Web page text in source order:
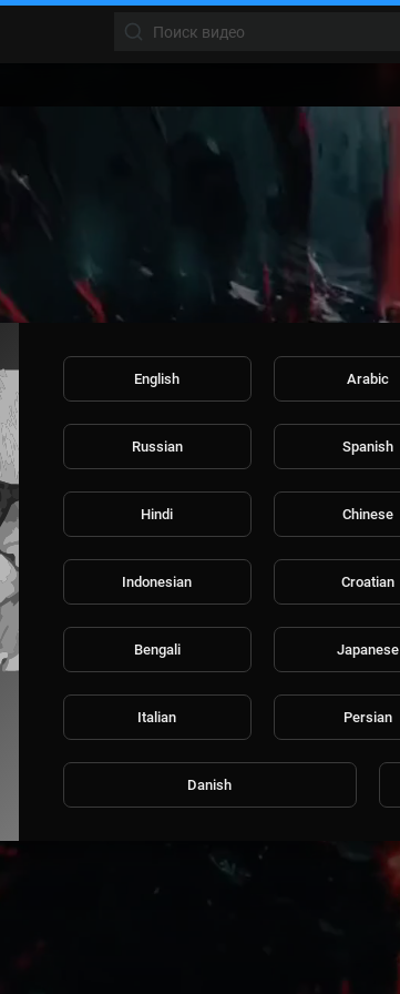
songs in Trance
English Arabic
Russian Spanish
Hindi Chinese
Indonesian Croatian
Bengali Japanese
Italian Persian
Danish